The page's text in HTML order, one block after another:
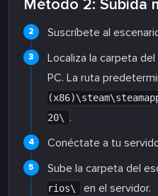
Método 2: Subida
Suscríbete al
Localiza la carpeta
PC. La ruta
20\
.
Conéctate a tu
Sube la carpeta del
rios\
en el servidor.